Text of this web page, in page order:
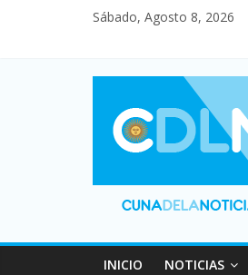
Sábado, Agosto 8, 2026
INICIO NOTICIAS